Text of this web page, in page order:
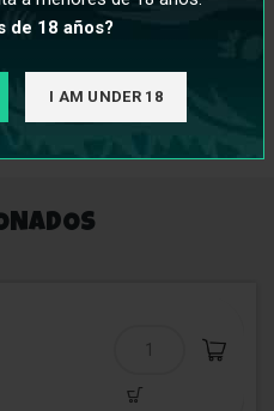
de 18 años?
I AM UNDER 18